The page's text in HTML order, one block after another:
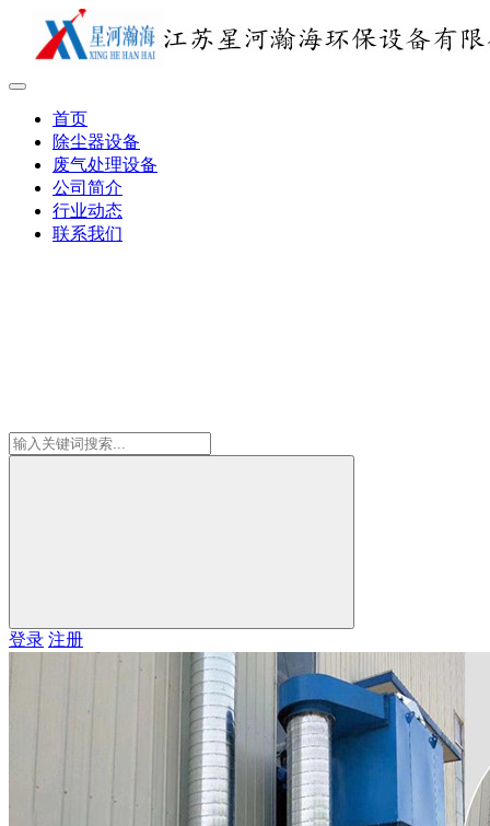
首页
除尘器设备
废气处理设备
公司简介
行业动态
联系我们
登录 注册